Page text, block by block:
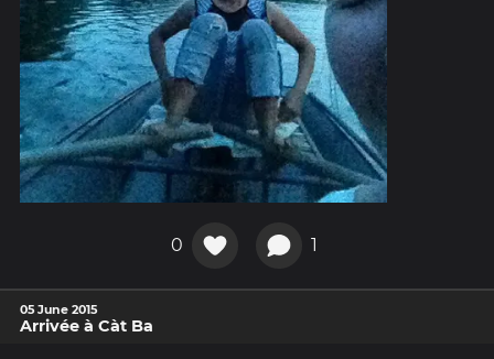
0 1
05 June 2015
Arrivée à Càt Ba